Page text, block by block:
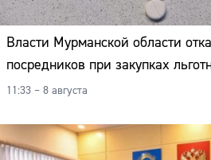
Власти Мурманской области
посредников при закупках
11:33 – 8 августа